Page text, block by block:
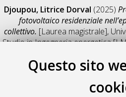
Questo sito
Djoupou, Litrice Dorval (2025)
fotovoltaico residenziale
collettivo. [Laurea magistrale],
Studio inIngegneria energetica
Salva citazione
Il full-text non è disponibile per